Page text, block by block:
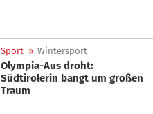
Sport » Wintersport
Olympia-Aus droht:
Südtirolerin bangt um großen
Traum